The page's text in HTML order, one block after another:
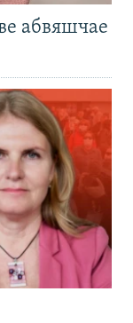
абвяшчае